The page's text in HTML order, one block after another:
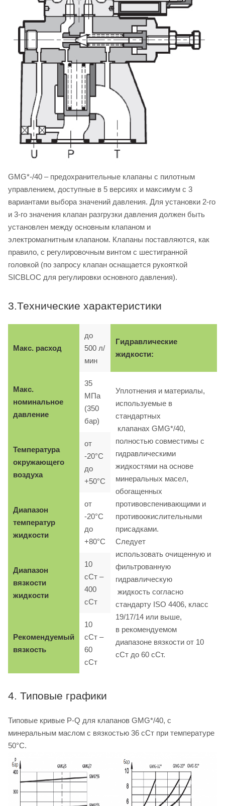
GMG*-/40 – предохранительные клапаны с пилотным
управлением, доступные в 5 версиях и максимум с 3
вариантами выбора значений давления. Для установки 2-го
и 3-го значения клапан разгрузки давления должен быть
установлен между основным клапаном и
электромагнитным клапаном. Клапаны поставляются, как
правило, с регулировочным винтом с шестигранной
головкой (по запросу клапан оснащается рукояткой
SICBLOC для регулировки основного давления).
3.Технические характеристики
Макс. расход
до
500 л/
мин
Гидравлические
жидкости:
Макс.
номинальное
давление
35
МПа
(350
бар)
Уплотнения и материалы,
используемые в
стандартных
клапанах GMG*/40,
полностью совместимы с
гидравлическими
жидкостями на основе
минеральных масел,
обогащенных
противовспенивающими и
противоокислительными
присадками.
Следует
использовать очищенную и
фильтрованную
гидравлическую
жидкость согласно
стандарту ISO 4406, класс
19/17/14 или выше,
в рекомендуемом
диапазоне вязкости от 10
сСт до 60 сСт.
Температура
окружающего
воздуха
от
-20°C
до
+50°C
Диапазон
температур
жидкости
от
-20°C
до
+80°C
Диапазон
вязкости
жидкости
10
сСт –
400
сСт
Рекомендуемый
вязкость
10
сСт –
60
сСт
4. Типовые графики
Типовые кривые P-Q для клапанов GMG*/40, с
минеральным маслом с вязкостью 36 сСт при температуре
50°C.